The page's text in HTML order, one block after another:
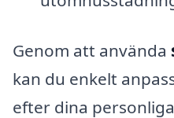
Genom att använda
kan du enkelt
efter dina